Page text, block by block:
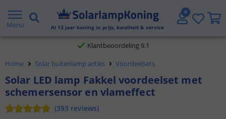
Menu Al 13 jaar koning in prijs, kwaliteit & service
Gratis verzending vanaf € 20,- NL en BE
Klantbeoordeling 9.1
Voor 23:45 uur besteld, morgen in huis
Home Solar buitenlamp acties Voordeelsets
Solar LED lamp Fakkel voordeelset met
schemersensor en vlameffect
(393 reviews)